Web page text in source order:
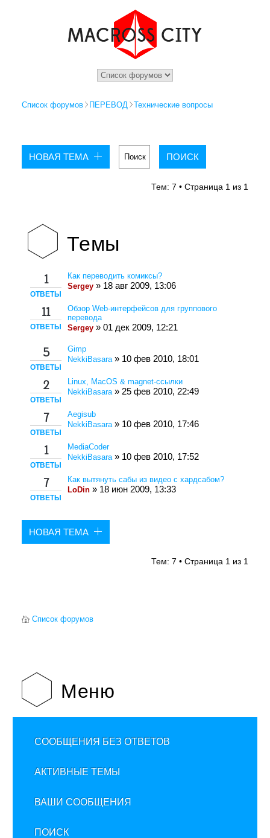
Список форумов ПЕРЕВОД Технические вопросы
НОВАЯ ТЕМА
Тем: 7 • Страница 1из 1
Темы
1
ОТВЕТЫ
Как переводить комиксы?
Sergey » 18 авг 2009, 13:06
11
ОТВЕТЫ
Обзор Web-интерфейсов для группового
перевода
Sergey » 01 дек 2009, 12:21
5
ОТВЕТЫ
Gimp
NekkiBasara » 10 фев 2010, 18:01
2
ОТВЕТЫ
Linux, MacOS & magnet-ссылки
NekkiBasara » 25 фев 2010, 22:49
7
ОТВЕТЫ
Aegisub
NekkiBasara » 10 фев 2010, 17:46
1
ОТВЕТЫ
MediaCoder
NekkiBasara » 10 фев 2010, 17:52
7
ОТВЕТЫ
Как вытянуть сабы из видео с хардсабом?
LoDin » 18 июн 2009, 13:33
НОВАЯ ТЕМА
Тем: 7 • Страница 1из 1
Список форумов
Меню
СООБЩЕНИЯ БЕЗ ОТВЕТОВ
АКТИВНЫЕ ТЕМЫ
ВАШИ СООБЩЕНИЯ
ПОИСК